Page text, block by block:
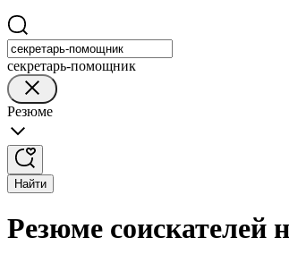
секретарь-помощник
Резюме
Найти
Резюме соискателей